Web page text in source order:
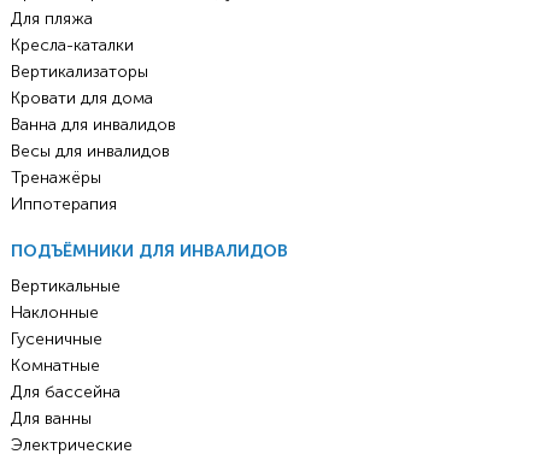
Для пляжа
Кресла-каталки
Вертикализаторы
Кровати для дома
Ванна для инвалидов
Весы для инвалидов
Тренажёры
Иппотерапия
ПОДЪЁМНИКИ ДЛЯ ИНВАЛИДОВ
Вертикальные
Наклонные
Гусеничные
Комнатные
Для бассейна
Для ванны
Электрические